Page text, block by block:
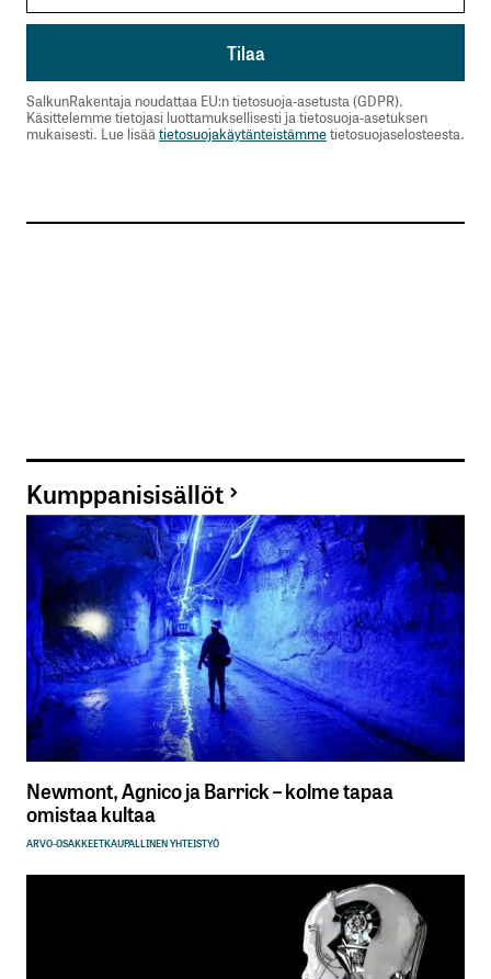
SalkunRakentaja noudattaa EU:n tietosuoja-asetusta (GDPR).
Käsittelemme tietojasi luottamuksellisesti ja tietosuoja-asetuksen
mukaisesti. Lue lisää tietosuojakäytänteistämmetietosuojaselosteesta.
Kumppanisisällöt
Newmont, Agnico ja Barrick – kolme tapaa
omistaa kultaa
ARVO-OSAKKEETKAUPALLINEN YHTEISTYÖ